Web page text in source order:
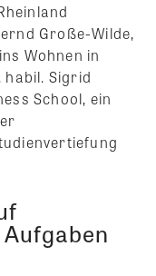
Große-Wilde,
Wohnen in
habil. Sigrid
School, ein